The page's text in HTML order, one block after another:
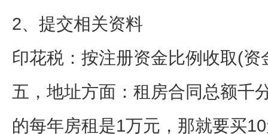
2、提交相关资料
印花税：按注册资金比例收取(
五，地址方面：租房合同总额千
的每年房租是1万元，那就要买